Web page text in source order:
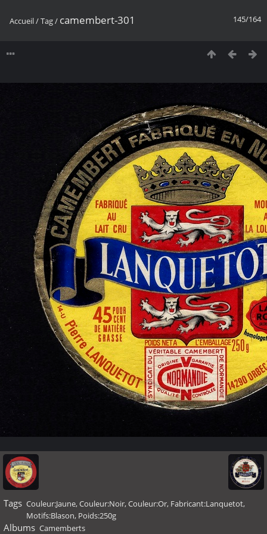
145/164
Accueil/Tag/ camembert-301
Tags Couleur:Jaune,Couleur:Noir,Couleur:Or, Fabricant:Lanquetot,
Motifs:Blason, Poids:250g
Albums Camemberts